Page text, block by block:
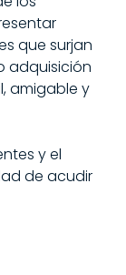
que surjan
adquisición
amigable y
y el
de acudir